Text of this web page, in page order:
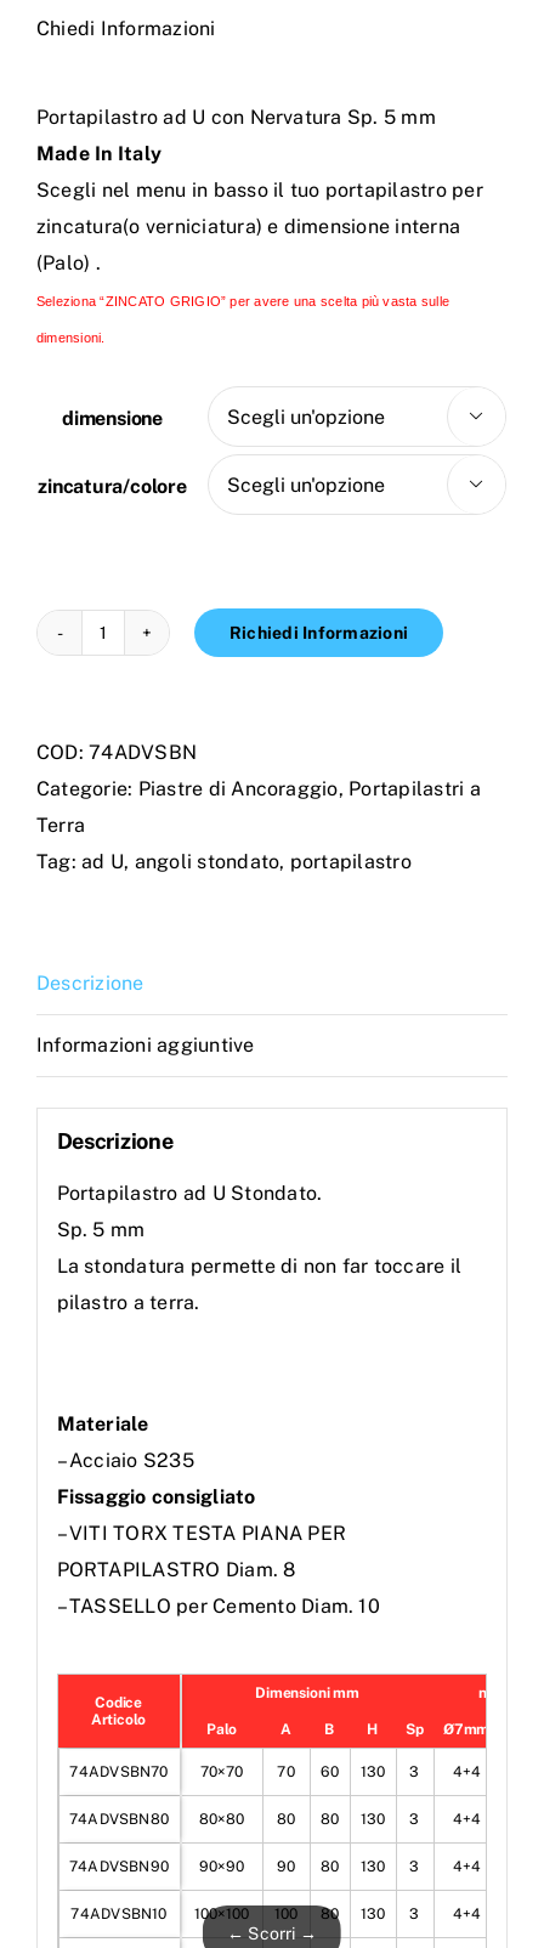
Chiedi Informazioni
Portapilastro ad U con Nervatura Sp. 5 mm
Made In Italy
Scegli nel menu in basso il tuo portapilastro per
zincatura(o verniciatura) e dimensione interna
(Palo) .
Seleziona “ZINCATO GRIGIO” per avere una scelta più vasta sulle
dimensioni.
dimensione 
zincatura/colore 
PORTAPILASTRO
NERVATO
CON
STONDATI
Richiedi Informazioni
COD:74ADVSBN
Categorie: Piastre di Ancoraggio, Portapilastri a
Terra
Tag:ad U, angoli stondato, portapilastro
Descrizione
Informazioni aggiuntive
Descrizione
Portapilastro ad U Stondato.
Sp. 5 mm
La stondatura permette di non far toccare il
pilastro a terra.
Materiale
– Acciaio S235
Fissaggio consigliato
– VITI TORX TESTA PIANA PER
PORTAPILASTRO Diam. 8
– TASSELLO per Cemento Diam. 10
Codice
Articolo
Dimensioni mm n° Fori
Palo A B H Sp Ø7mm
74ADVSBN70 70×70 70 60 130 3 4+4
74ADVSBN80 80×80 80 80 130 3 4+4
74ADVSBN90 90×90 90 80 130 3 4+4
74ADVSBN10 100×100 100 80 130 3 4+4
← Scorri →